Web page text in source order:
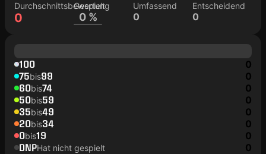
Durchschnittsbewertung
0
Gespielt
0 %
Umfassend
0
Entscheidend
0
100 0
75bis99 0
60bis74 0
50bis59 0
35bis49 0
20bis34 0
0bis19 0
DNPHat nicht gespielt 0